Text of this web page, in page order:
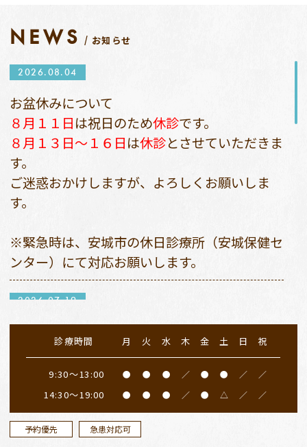
NEWS お知らせ
2026.08.04
お盆休みについて
８月１１日は祝日のため休診です。
８月１３日〜１６日は休診とさせていただきま
す。
ご迷惑おかけしますが、よろしくお願いしま
す。
※緊急時は、安城市の休日診療所（安城保健セ
ンター）にて対応お願いします。
2026.07.19
７月２０日（月）は祝日のため、休診日となり
振替診療は２３日（木）９：３０〜１３：００
となります。午後は私用のため休診とさせてい
ご迷惑おかけしますがよろしくお願いします。
診療時間 月 火 水 木 金 土 日 祝
9:30～13:00 ● ● ● ／ ● ● ／ ／
14:30～19:00 ● ● ● ／ ● △ ／ ／
予約優先 急患対応可